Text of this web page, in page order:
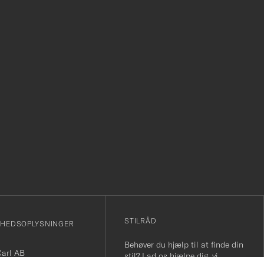
AB
STILRÅD
Behøver du hjælp til at finde din